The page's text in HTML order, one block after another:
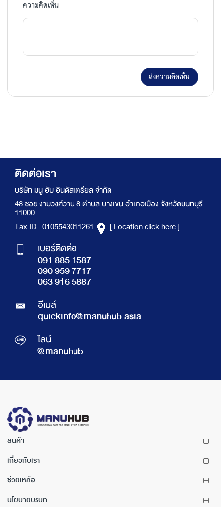
ความคิดเห็น
ส่งความคิดเห็น
ติดต่อเรา
บริษัท มนู ฮับ อินดัสเตรียล จำกัด
48 ซอย งามวงศ์วาน 8 ตำบล บางเขน อำเภอเมือง จังหวัดนนทบุรี
11000
Tax ID : 0105543011261
[ Location click here ]
เบอร์ติดต่อ
091 885 1587
090 959 7717
063 916 5887
อีเมล์
quickinfo@manuhub.asia
ไลน์
@manuhub
สินค้า
เกี่ยวกับเรา
ช่วยเหลือ
นโยบายบริษัท